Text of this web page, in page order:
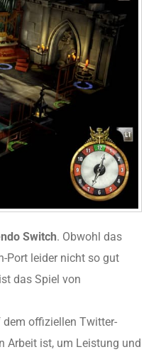
Switch. Obwohl das
Port leider nicht so gut
das Spiel von
dem offiziellen Twitter-
Arbeit ist, um Leistung und